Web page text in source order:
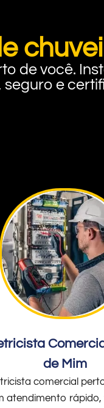
de você.
seguro e
de Mim
comercial
atendimento rápido,